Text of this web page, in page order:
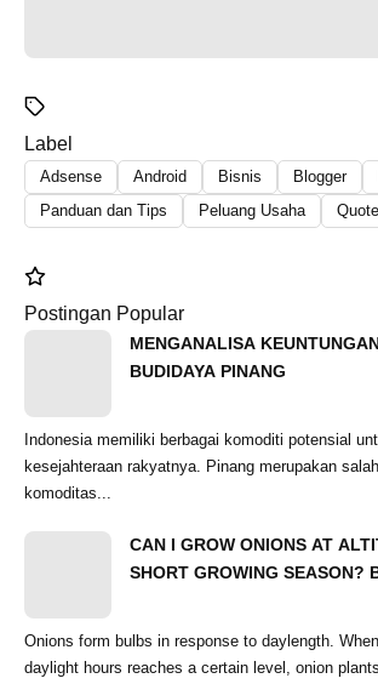
Label
Adsense Android Bisnis Blogger
Panduan dan Tips
Peluang Usaha
Postingan Popular
MENGANALISA
BUDIDAYA PINANG
Indonesia memiliki berbagai komoditi potensial
kesejahteraan rakyatnya. Pinang merupakan
komoditas...
CAN I GROW ONIONS AT
SHORT GROWING SEASON?
Onions form bulbs in response to daylength.
daylight hours reaches a certain level, onion